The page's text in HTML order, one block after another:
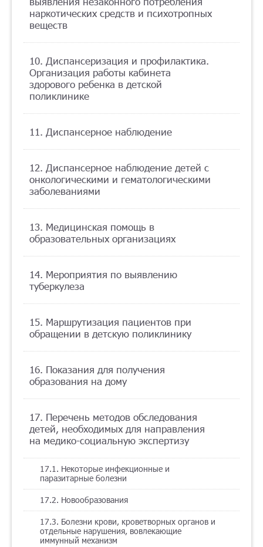
наркотических средств и психотропных
веществ
10. Диспансеризация и профилактика.
Организация работы кабинета
здорового ребенка в детской
поликлинике
11. Диспансерное наблюдение
12. Диспансерное наблюдение детей с
онкологическими и гематологическими
заболеваниями
13. Медицинская помощь в
образовательных организациях
14. Мероприятия по выявлению
туберкулеза
15. Маршрутизация пациентов при
обращении в детскую поликлинику
16. Показания для получения
образования на дому
17. Перечень методов обследования
детей, необходимых для направления
на медико-социальную экспертизу
17.1. Некоторые инфекционные и
паразитарные болезни
17.2. Новообразования
17.3. Болезни крови, кроветворных органов и
отдельные нарушения, вовлекающие
иммунный механизм